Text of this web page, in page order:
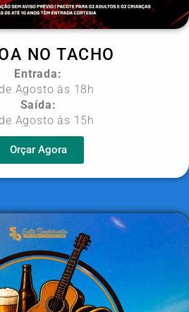
NO TACHO
Entrada:
Agosto às 18h
Saída:
Agosto às 15h
Orçar Agora